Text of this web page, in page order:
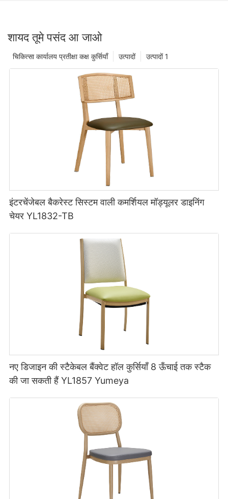
शायद तूमे पसंद आ जाओ
उत्पादों 1
उत्पादों
चिकित्सा कार्यालय प्रतीक्षा कक्ष कुर्सियाँ
इंटरचेंजेबल बैकरेस्ट सिस्टम वाली कमर्शियल मॉड्यूलर डाइनिंग
चेयर YL1832-TB
नए डिजाइन की स्टैकेबल बैंक्वेट हॉल कुर्सियाँ 8 ऊँचाई तक स्टैक
की जा सकती हैं YL1857 Yumeya